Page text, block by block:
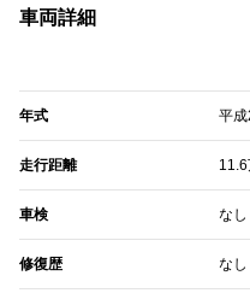
車両詳細
年式 平
走行距離
車検 なし
修復歴 なし